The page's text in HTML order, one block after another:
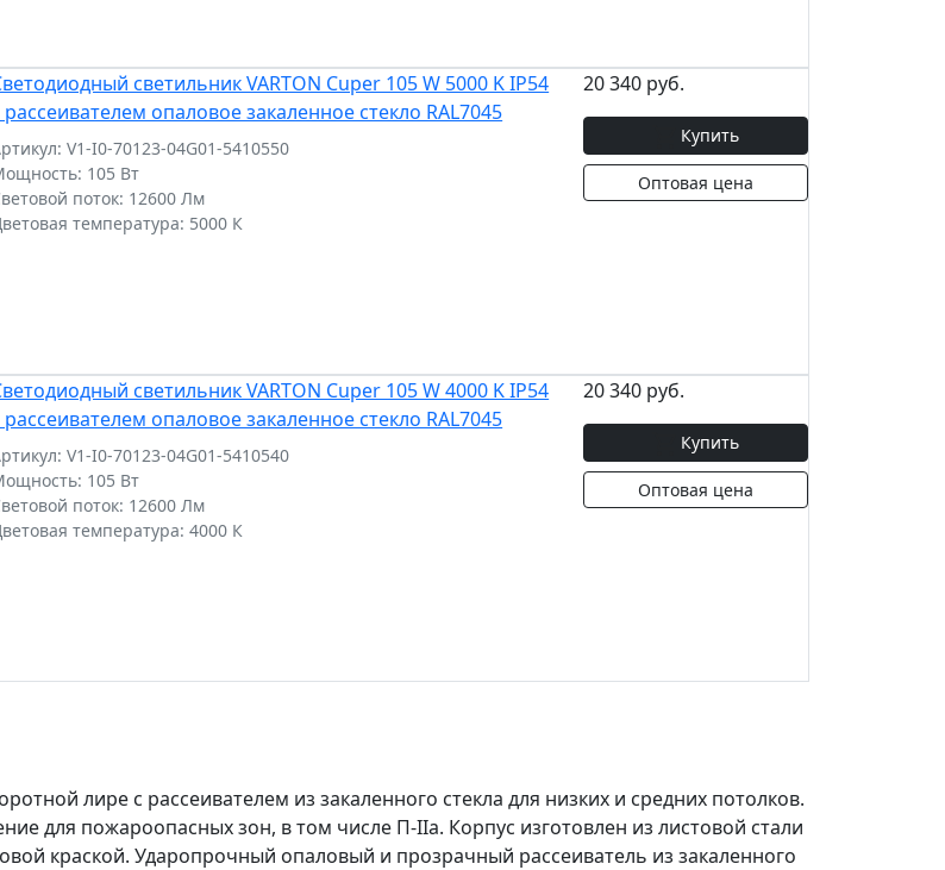
светильник VARTON Cuper 105 W 5000 K IP54
рассеивателем опаловое закаленное стекло RAL7045
V1-I0-70123-04G01-5410550
105 Вт
поток: 12600 Лм
температура: 5000 К
20 340 руб.
Купить
Оптовая цена
светильник VARTON Cuper 105 W 4000 K IP54
рассеивателем опаловое закаленное стекло RAL7045
V1-I0-70123-04G01-5410540
105 Вт
поток: 12600 Лм
температура: 4000 К
20 340 руб.
Купить
Оптовая цена
лире с рассеивателем из закаленного стекла для низких и средних потолков.
для пожароопасных зон, в том числе П-IIа. Корпус изготовлен из листовой стали
краской. Ударопрочный опаловый и прозрачный рассеиватель из закаленного